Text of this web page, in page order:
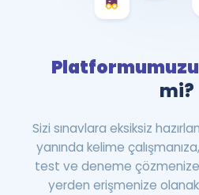
Platformumuzu
mi?
Sizi sınavlara eksiksiz
yanında kelime
test ve deneme çözmenize
yerden erişmenize